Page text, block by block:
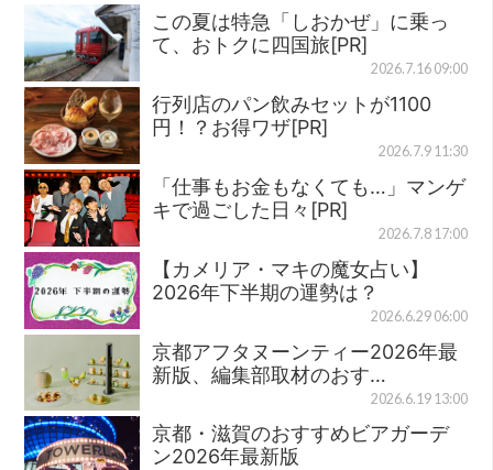
この夏は特急「しおかぜ」に乗っ
て、おトクに四国旅[PR]
2026.7.16 09:00
行列店のパン飲みセットが1100
円！？お得ワザ[PR]
2026.7.9 11:30
「仕事もお金もなくても…」マンゲ
キで過ごした日々[PR]
2026.7.8 17:00
【カメリア・マキの魔女占い】
2026年下半期の運勢は？
2026.6.29 06:00
京都アフタヌーンティー2026年最
新版、編集部取材のおす…
2026.6.19 13:00
京都・滋賀のおすすめビアガーデ
ン2026年最新版